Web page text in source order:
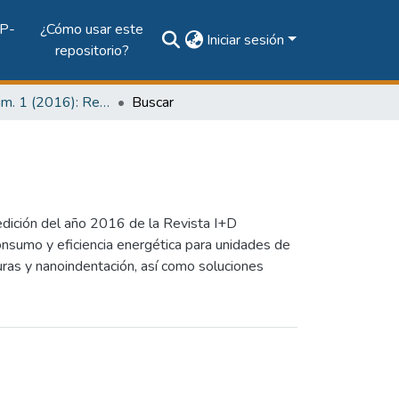
¿Cómo usar este
repositorio?
Iniciar sesión
Vol. 12, Núm. 1 (2016): Revista I+D Tecnológico Buscar
del año 2016 de la Revista I+D
y eficiencia energética para unidades de
y nanoindentación, así como soluciones